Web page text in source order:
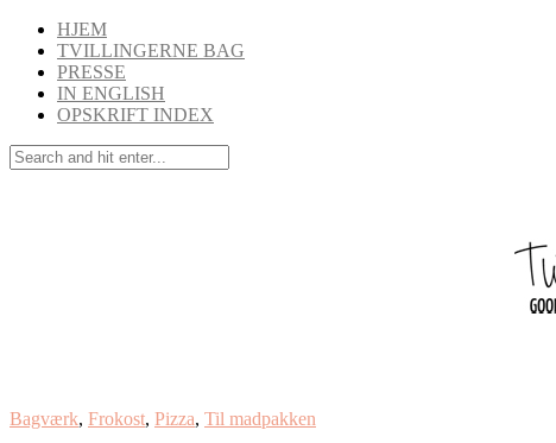
HJEM
TVILLINGERNE BAG
PRESSE
IN ENGLISH
OPSKRIFT INDEX
Bagværk, Frokost, Pizza, Til madpakken